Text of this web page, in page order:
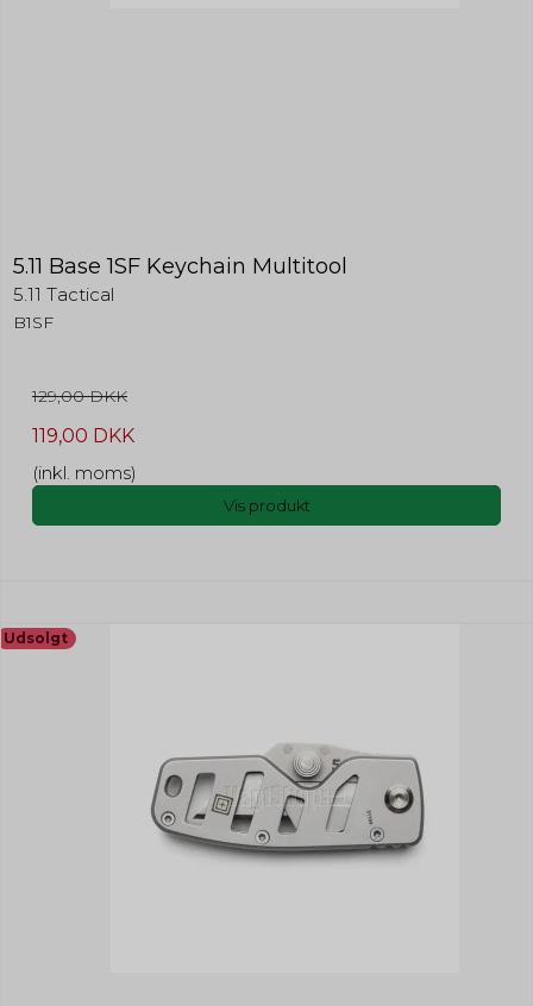
5.11 Base 1SF Keychain Multitool
5.11 Tactical
B1SF
129,00 DKK
119,00 DKK
(inkl. moms)
Vis produkt
Udsolgt